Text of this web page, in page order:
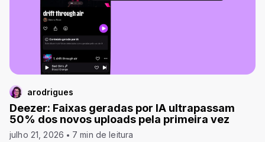
arodrigues
Deezer: Faixas geradas por IA ultrapassam
50% dos novos uploads pela primeira vez
julho 21, 2026 7 min de leitura